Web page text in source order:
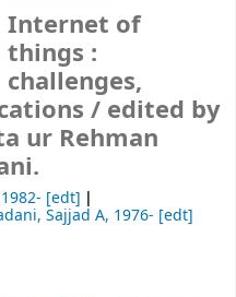
Internet of
things :
challenges,
/ edited by
ur Rehman
[edt]
Sajjad A, 1976- [edt]